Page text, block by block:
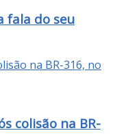
fala do seu
colisão na BR-